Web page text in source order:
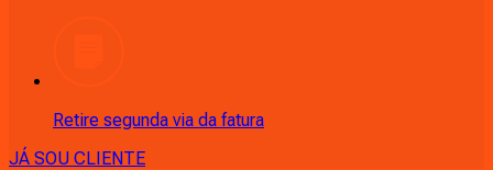
Retire segunda via da fatura
JÁ SOU CLIENTE